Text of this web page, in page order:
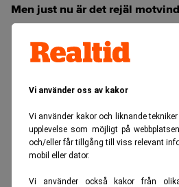
Vi använder oss av kakor
Vi använder kakor och liknande
upplevelse som möjligt på
och/eller får tillgång till viss relevant
mobil eller dator.
Vi använder också kakor från
Men just nu är det rejäl